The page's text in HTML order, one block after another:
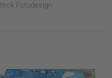
Fotodesign